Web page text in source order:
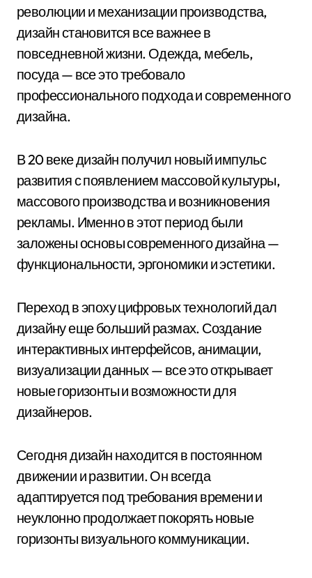
революции и механизации производства,
дизайн становится все важнее в
повседневной жизни. Одежда, мебель,
посуда — все это требовало
профессионального подхода и современного
дизайна.
В 20 веке дизайн получил новый импульс
развития с появлением массовой культуры,
массового производства и возникновения
рекламы. Именно в этот период были
заложены основы современного дизайна —
функциональности, эргономики и эстетики.
Переход в эпоху цифровых технологий дал
дизайну еще больший размах. Создание
интерактивных интерфейсов, анимации,
визуализации данных — все это открывает
новые горизонты и возможности для
дизайнеров.
Сегодня дизайн находится в постоянном
движении и развитии. Он всегда
адаптируется под требования времени и
неуклонно продолжает покорять новые
горизонты визуального коммуникации.